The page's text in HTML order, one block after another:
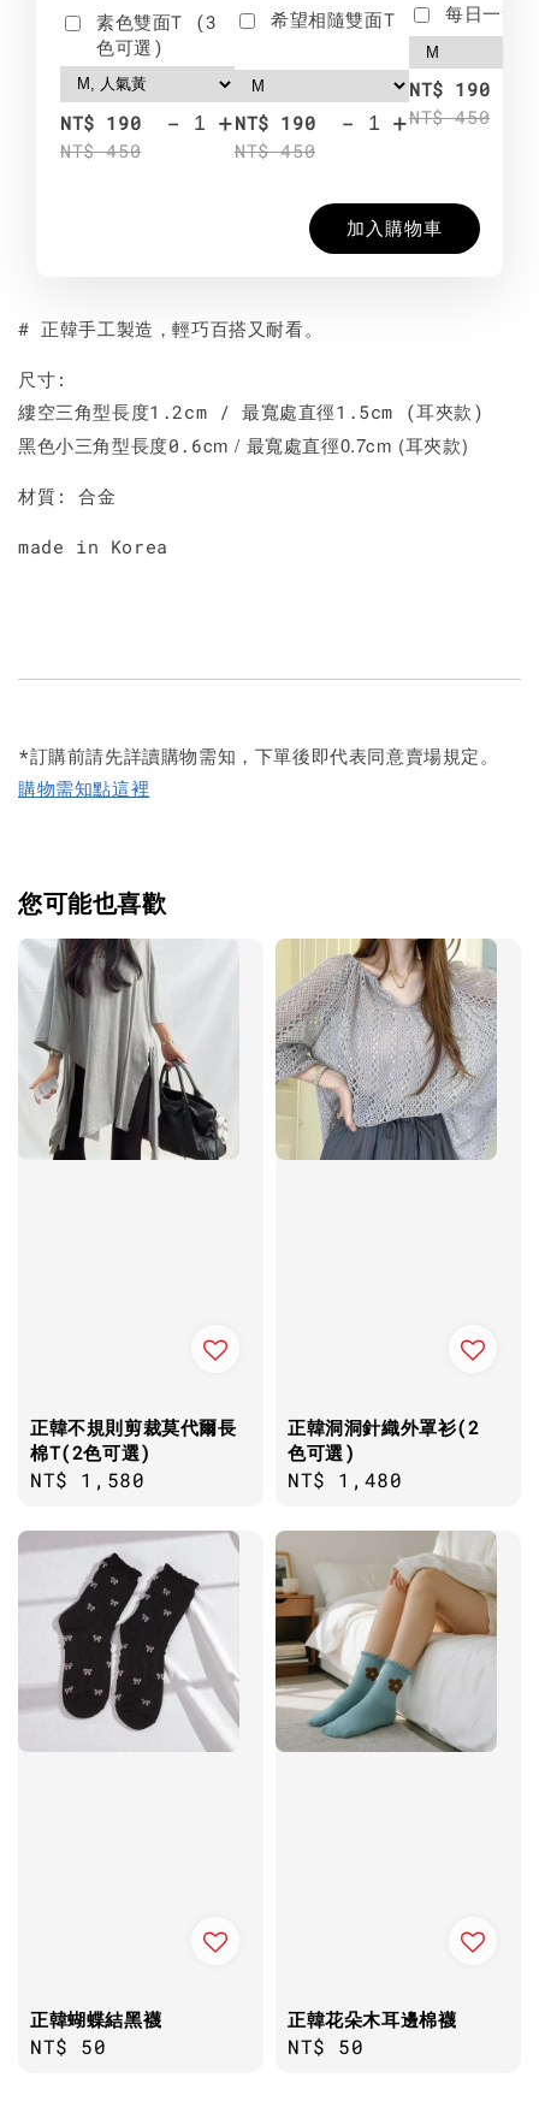
素色雙面T (3
色可選)
NT$ 190
NT$ 450
- +
希望相隨雙面T
NT$ 190
NT$ 450
- +
每日一笑
NT$ 190
NT$ 450
加入購物車
# 正韓手工製造，輕巧百搭又耐看。
尺寸:
縷空三角型長度1.2cm / 最寬處直徑1.5cm (耳夾款)
黑色小三角型長度0.6cm / 最寬處直徑0.7cm (耳夾款)
材質: 合金
made in Korea
*訂購前請先詳讀購物需知，下單後即代表同意賣場規定。
購物需知點這裡
您可能也喜歡
正韓不規則剪裁莫代爾長
棉T(2色可選)
Regular
NT$ 1,580
正韓洞洞針織外罩衫(2
色可選)
Regular
NT$ 1,480
正韓蝴蝶結黑襪
Regular
NT$ 50
正韓花朵木耳邊棉襪
Regular
NT$ 50